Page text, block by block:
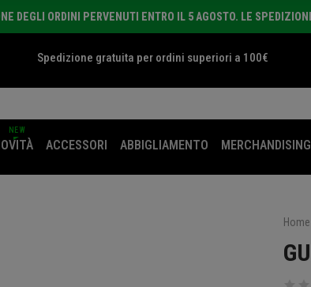
DEGLI ORDINI PERVENUTI ENTRO IL 5 AGOSTO. LE
Spedizione gratuita per ordini superiori a 100€
NEW
ACCESSORI ABBIGLIAMENTO MERCHANDISING
Home